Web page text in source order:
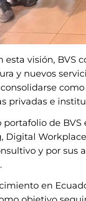
esta visión, BVS
y nuevos
privadas e
portafolio de
Digital
y por sus
en